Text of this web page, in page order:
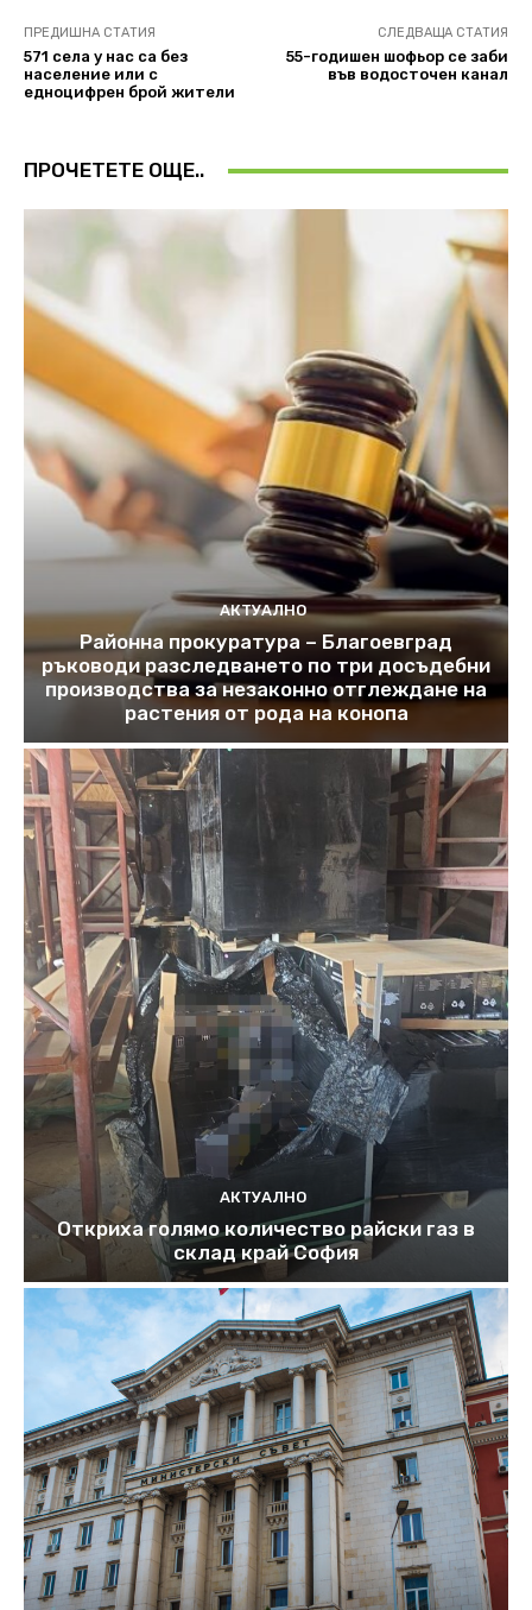
ПРЕДИШНА СТАТИЯ
571 села у нас са без
население или с
едноцифрен брой жители
СЛЕДВАЩА СТАТИЯ
55-годишен шофьор се заби
във водосточен канал
ПРОЧЕТЕТЕ ОЩЕ..
АКТУАЛНО
Районна прокуратура – Благоевград
ръководи разследването по три досъдебни
производства за незаконно отглеждане на
растения от рода на конопа
АКТУАЛНО
Откриха голямо количество райски газ в
склад край София